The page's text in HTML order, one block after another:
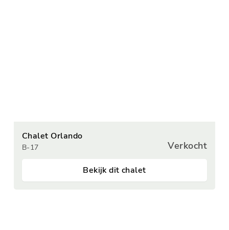
Chalet Orlando
B-17 Verkocht
Bekijk dit chalet